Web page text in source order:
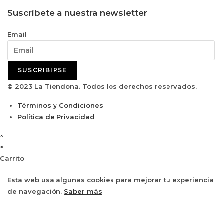
Suscríbete a nuestra newsletter
Email
SUSCRIBIRSE
© 2023 La Tiendona. Todos los derechos reservados.
Términos y Condiciones
Política de Privacidad
×
×
Carrito
Esta web usa algunas cookies para mejorar tu experiencia
de navegación. Saber más